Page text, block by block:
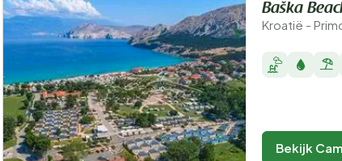
Baška
Kroatië -
Bekijk